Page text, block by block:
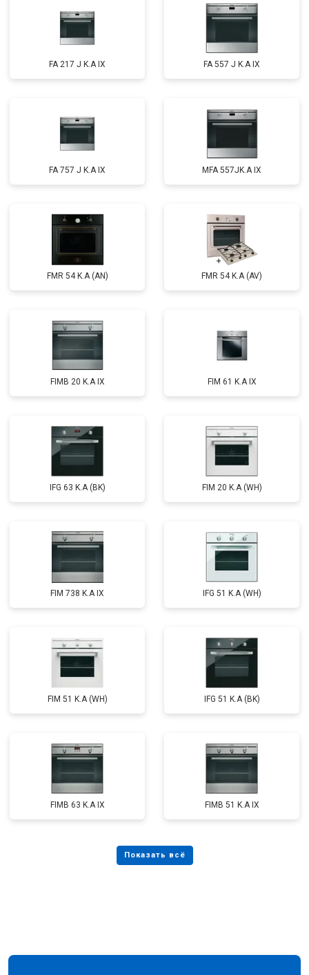
FA 217 J K.A IX FA 557 J K.A IX
FA 757 J K.A IX MFA 557JK.A IX
FMR 54 K.A (AN) FMR 54 K.A (AV)
FIMB 20 K.A IX FIM 61 K.A IX
IFG 63 K.A (BK) FIM 20 K.A (WH)
FIM 738 K.A IX IFG 51 K.A (WH)
FIM 51 K.A (WH) IFG 51 K.A (BK)
FIMB 63 K.A IX FIMB 51 K.A IX